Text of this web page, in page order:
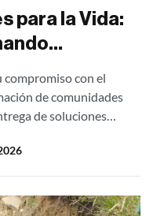
para la Vida:
con el
de comunidades
de soluciones